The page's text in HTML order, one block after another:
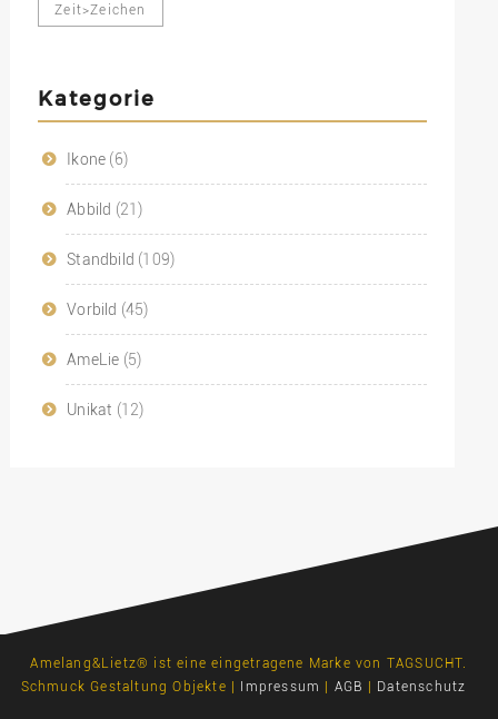
Zeit>Zeichen
Kategorie
Ikone (6)
Abbild (21)
Standbild (109)
Vorbild (45)
AmeLie (5)
Unikat (12)
Amelang&Lietz® ist eine eingetragene Marke von TAGSUCHT.
Schmuck Gestaltung Objekte | Impressum | AGB | Datenschutz